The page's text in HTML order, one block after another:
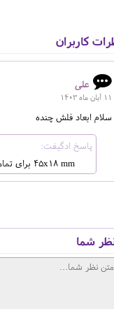
کاربران
علی
11 آبان ماه 1403
سلام ابعاد فلش چنده
45x18 mm برای تمامی کارها اطلاعات کامل منجمله ابعاد در قسمت توضیحات کالا وجود دارد
شما